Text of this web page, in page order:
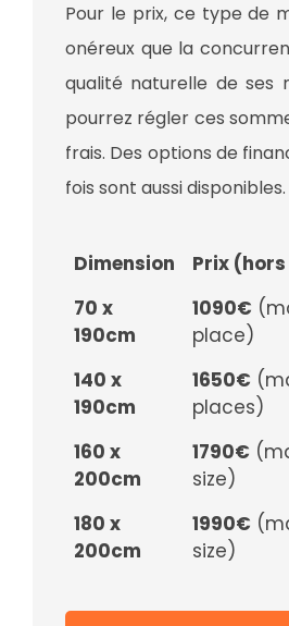
Pour le prix, ce type de
onéreux que la
qualité naturelle de ses
pourrez régler ces
frais. Des options de
fois sont aussi disponibles.
Dimension
Prix
70 x
190cm
1090€
place)
140 x
190cm
1650€
places)
160 x
200cm
1790€
size)
180 x
200cm
1990€
size)